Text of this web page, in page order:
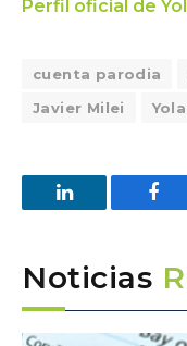
Perfil oficial de
cuenta parodia
Javier Milei
LinkedIn
Noticias